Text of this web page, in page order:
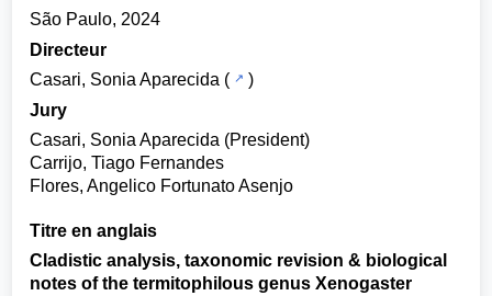
São Paulo, 2024
Directeur
Casari, Sonia Aparecida (
)
Jury
Casari, Sonia Aparecida (President)
Carrijo, Tiago Fernandes
Flores, Angelico Fortunato Asenjo
Titre en anglais
Cladistic analysis, taxonomic revision & biological
notes of the termitophilous genus Xenogaster